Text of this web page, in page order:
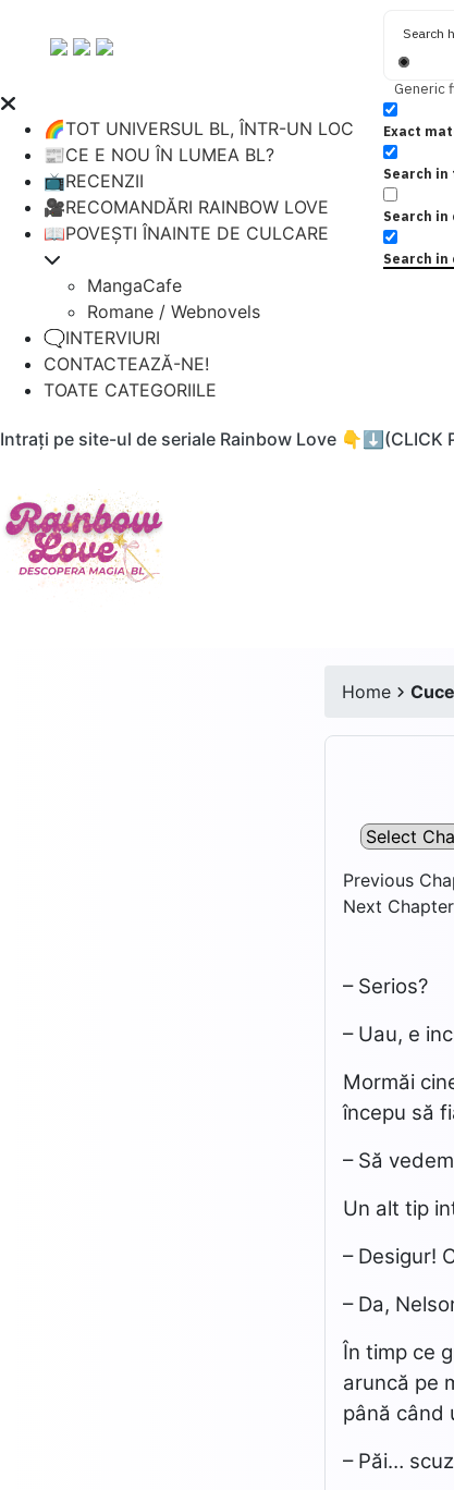
Generic
Exact
Search
Search in
Search in
🌈TOT UNIVERSUL BL, ÎNTR-UN LOC
📰CE E NOU ÎN LUMEA BL?
📺RECENZII
🎥RECOMANDĂRI RAINBOW LOVE
📖POVEȘTI ÎNAINTE DE CULCARE
MangaCafe
Romane / Webnovels
🗨️INTERVIURI
CONTACTEAZĂ-NE!
TOATE CATEGORIILE
Intrați pe site-ul de seriale Rainbow Love 👇⬇️(CLICK
Home
Previous
Next Chapter
– Serios?
– Uau, e
Mormăi
începu să
– Să
Un alt tip
– Desigur!
– Da,
În timp ce
aruncă pe
până când
– Păi…